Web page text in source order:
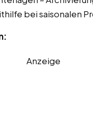
bei saisonalen
Anzeige